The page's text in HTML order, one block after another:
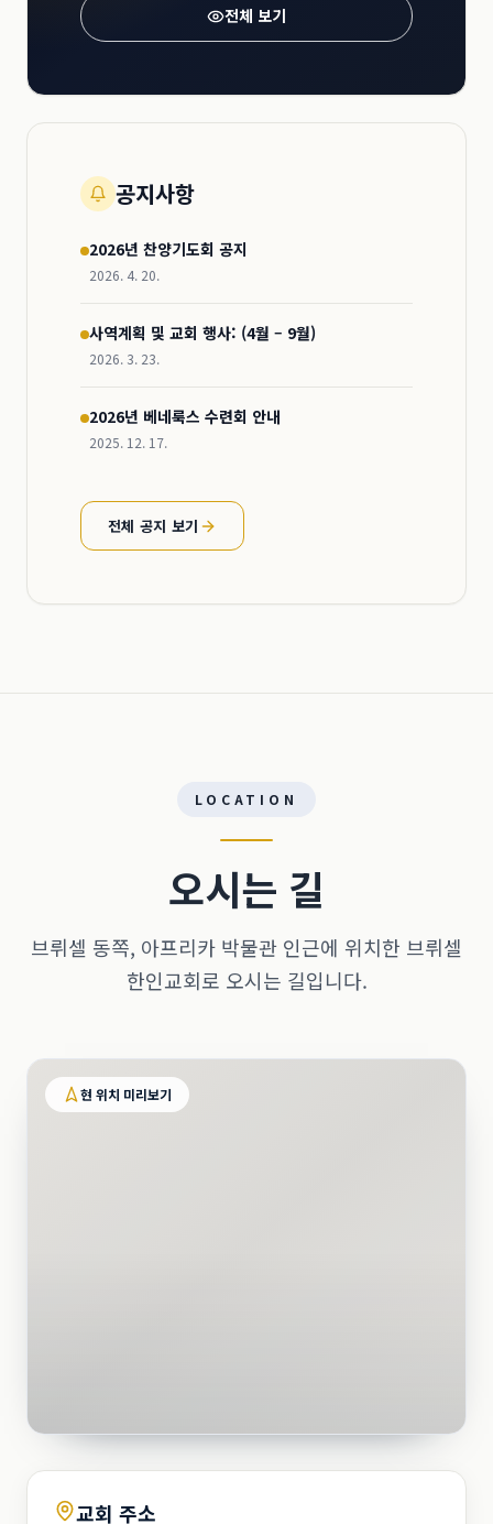
전체 보기
공지사항
2026년 찬양기도회 공지
2026. 4. 20.
사역계획 및 교회 행사: (4월 – 9월)
2026. 3. 23.
2026년 베네룩스 수련회 안내
2025. 12. 17.
전체 공지 보기
LOCATION
오시는 길
브뤼셀 동쪽, 아프리카 박물관 인근에 위치한 브뤼셀
한인교회로 오시는 길입니다.
현 위치 미리보기
교회 주소